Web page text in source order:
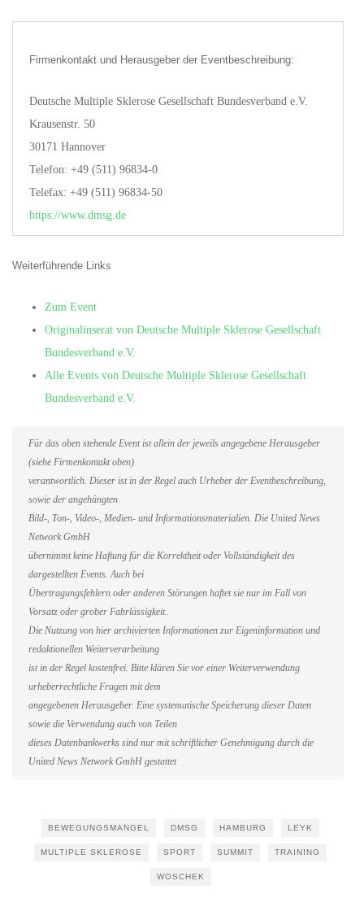
Firmenkontakt und Herausgeber der Eventbeschreibung:
Deutsche Multiple Sklerose Gesellschaft Bundesverband e.V.
Krausenstr. 50
30171 Hannover
Telefon: +49 (511) 96834-0
Telefax: +49 (511) 96834-50
https://www.dmsg.de
Weiterführende Links
Zum Event
Originalinserat von Deutsche Multiple Sklerose Gesellschaft
Bundesverband e.V.
Alle Events von Deutsche Multiple Sklerose Gesellschaft
Bundesverband e.V.
Für das oben stehende Event ist allein der jeweils angegebene Herausgeber
(siehe Firmenkontakt oben)
verantwortlich. Dieser ist in der Regel auch Urheber der Eventbeschreibung,
sowie der angehängten
Bild-, Ton-, Video-, Medien- und Informationsmaterialien. Die United News
Network GmbH
übernimmt keine Haftung für die Korrektheit oder Vollständigkeit des
dargestellten Events. Auch bei
Übertragungsfehlern oder anderen Störungen haftet sie nur im Fall von
Vorsatz oder grober Fahrlässigkeit.
Die Nutzung von hier archivierten Informationen zur Eigeninformation und
redaktionellen Weiterverarbeitung
ist in der Regel kostenfrei. Bitte klären Sie vor einer Weiterverwendung
urheberrechtliche Fragen mit dem
angegebenen Herausgeber. Eine systematische Speicherung dieser Daten
sowie die Verwendung auch von Teilen
dieses Datenbankwerks sind nur mit schriftlicher Genehmigung durch die
United News Network GmbH gestattet
BEWEGUNGSMANGEL DMSG HAMBURG LEYK
MULTIPLE SKLEROSE SPORT SUMMIT TRAINING
WOSCHEK